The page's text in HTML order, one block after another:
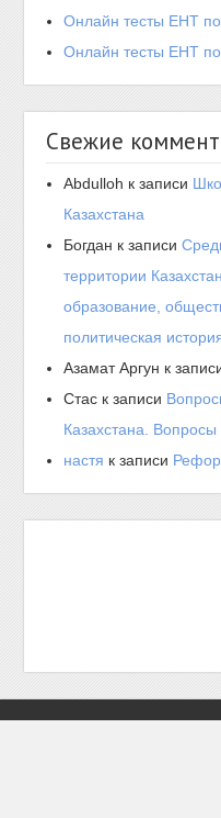
Онлайн тесты ЕНТ
Онлайн тесты ЕНТ по
Свежие
Abdulloh к записи
Казахстана
Богдан к записи
территории
образование,
политическая
Азамат Аргун к
Стас к записи
Казахстана.
настя к записи